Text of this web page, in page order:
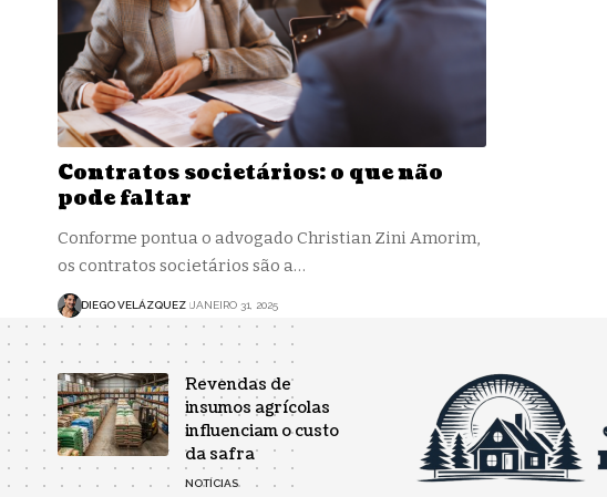
Contratos societários: o que não
pode faltar
Conforme pontua o advogado Christian Zini Amorim,
os contratos societários são a…
DIEGO VELÁZQUEZ JANEIRO 31, 2025
Revendas de
insumos agrícolas
influenciam o custo
da safra
NOTÍCIAS